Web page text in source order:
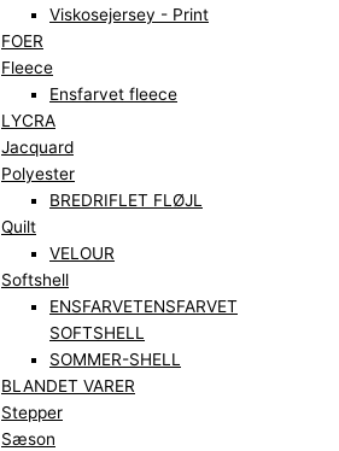
Viskosejersey - Print
FOER
Fleece
Ensfarvet fleece
LYCRA
Jacquard
Polyester
BREDRIFLET FLØJL
Quilt
VELOUR
Softshell
ENSFARVETENSFARVET
SOFTSHELL
SOMMER-SHELL
BLANDET VARER
Stepper
Sæson